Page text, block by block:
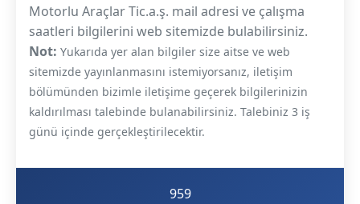
Motorlu Araçlar Tic.a.ş. mail adresi ve çalışma
saatleri bilgilerini web sitemizde bulabilirsiniz.
Not: Yukarıda yer alan bilgiler size aitse ve web
sitemizde yayınlanmasını istemiyorsanız, iletişim
bölümünden bizimle iletişime geçerek bilgilerinizin
kaldırılması talebinde bulanabilirsiniz. Talebiniz 3 iş
günü içinde gerçekleştirilecektir.
959